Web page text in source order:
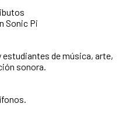
Sonic Pi
de música, arte,
sonora.